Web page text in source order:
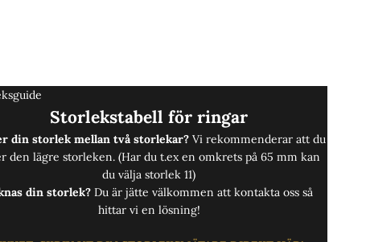
Storlekstabell för ringar
din storlek mellan två storlekar? Vi rekommenderar att du
den lägre storleken. (Har du t.ex en omkrets på 65 mm kan
du välja storlek 11)
din storlek?Du är jätte välkommen att kontakta ossså
hittar vi en lösning!